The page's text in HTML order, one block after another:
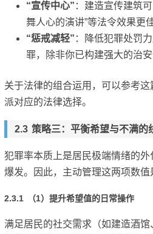
“宣传中心” ：建造宣传建筑
舞人心的演讲”等法令效果更佳
“惩戒减轻” ：降低犯罪处罚
罪，除非你已构建强大的治安
关于法律的组合运用，可以参考这
派对应的法律选择。
策略三：平衡希望与不满的
犯罪率本质上是居民极端情绪的外
爆发。因此，主动管理这两项数值
（1）提升希望值的日常操作
满足居民的社交需求（如建造酒